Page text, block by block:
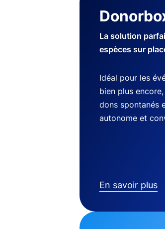
La solution
espèces sur
Idéal pour les
bien plus
dons spontanés
autonome et
En savoir plus